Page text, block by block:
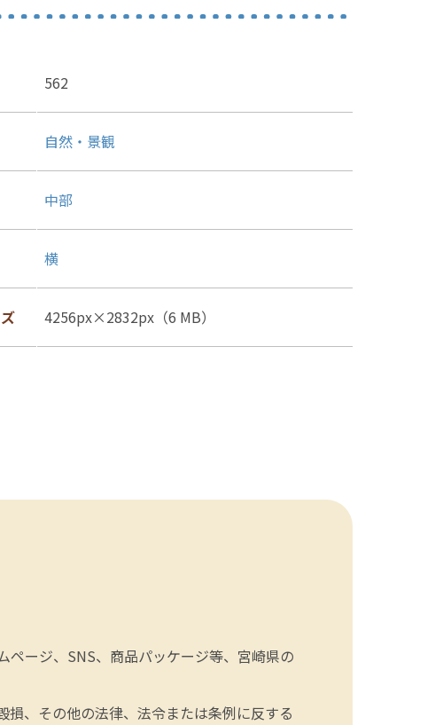
562
自然・景観
中部
横
4256px×2832px（6 MB）
ージ、SNS、商品パッケージ等、宮崎県の
、その他の法律、法令または条例に反する